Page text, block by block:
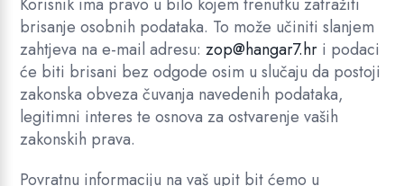
brisanje osobnih podataka. To može učiniti slanjem
zahtjeva na e-mail adresu:zop@hangar7.hr i podaci
će biti brisani bez odgode osim u slučaju da postoji
zakonska obveza čuvanja navedenih podataka,
legitimni interes te osnova za ostvarenje vaših
zakonskih prava.
Povratnu informaciju na vaš upit bit ćemo u